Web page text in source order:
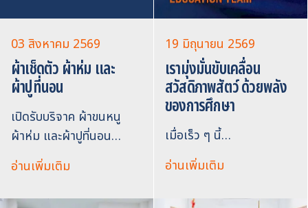
03 สิงหาคม 2569
ผ้าเช็ดตัว ผ้าห่ม และ
ผ้าปูที่นอน
เปิดรับบริจาค ผ้าขนหนู
ผ้าห่ม และผ้าปูที่นอน…
อ่านเพิ่มเติม
19 มิถุนายน 2569
เรามุ่งมั่นขับเคลื่อน
สวัสดิภาพสัตว์ ด้วยพลัง
ของการศึกษา
เมื่อเร็ว ๆ นี้…
อ่านเพิ่มเติม